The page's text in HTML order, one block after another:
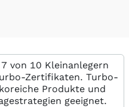
von 10 Kleinanlegern
Zertifikaten. Turbo-
Produkte und
geeignet.